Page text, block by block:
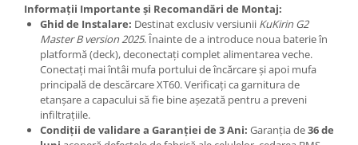
Informații Importante și Recomandări de Montaj:
Ghid de Instalare: Destinat exclusiv versiunii KuKirin G2
Master B version 2025. Înainte de a introduce noua baterie în
platformă (deck), deconectați complet alimentarea veche.
Conectați mai întâi mufa portului de încărcare și apoi mufa
principală de descărcare XT60. Verificați ca garnitura de
etanșare a capacului să fie bine așezată pentru a preveni
infiltrațiile.
Condiții de validare a Garanției de 3 Ani: Garanția de36 de